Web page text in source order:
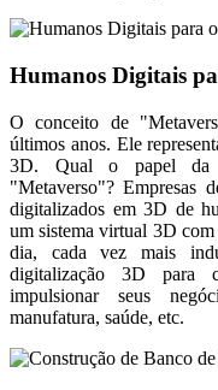
Humanos Digitais
O conceito de
últimos anos. Ele
3D. Qual o papel da
"Metaverso"? Empresas
digitalizados em 3D de
um sistema virtual 3D com
dia, cada vez mais
digitalização 3D para
impulsionar seus
manufatura, saúde, etc.